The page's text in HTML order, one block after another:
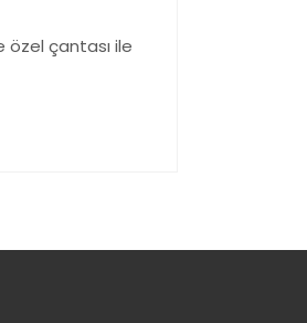
özel çantası ile